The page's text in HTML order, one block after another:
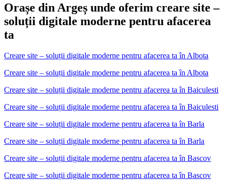
Orașe din Argeș unde oferim creare site –
soluții digitale moderne pentru afacerea
ta
Creare site – soluții digitale moderne pentru afacerea taînAlbota
Creare site – soluții digitale moderne pentru afacerea ta în Albota
Creare site – soluții digitale moderne pentru afacerea taîn Baiculesti
Creare site – soluții digitale moderne pentru afacerea ta în Baiculesti
Creare site – soluții digitale moderne pentru afacerea taîn Barla
Creare site – soluții digitale moderne pentru afacerea ta în Barla
Creare site – soluții digitale moderne pentru afacerea taîn Bascov
Creare site – soluții digitale moderne pentru afacerea ta în Bascov